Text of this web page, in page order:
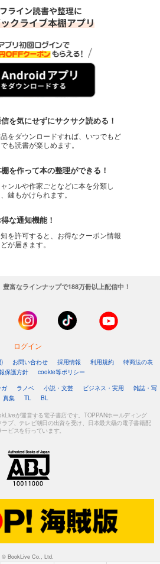
を気にせずにサクサク読める！
をダウンロードすれば、いつでもど
でも読書が楽しめます。
を作って本の整理ができる！
ンルや作家ごとなどに本を分類し
鍵もかけられます。
な通知機能！
を許可すると、お得なクーポン情報
が届きます。
富なラインナップで188万冊以上配信中！
ログイン
お問い合わせ 採用情報 利用規約
特商法の表
保護方針
cookie等ポリシー
ラノベ 小説・文芸 ビジネス・実用
雑誌・写
真集
TL BL
が運営する電子書店です。TOPPANホールディング
ブ、テレビ朝日の出資を受け、日本最大級の電子書籍配
ービスを行っています。
© BookLive Co., Ltd.